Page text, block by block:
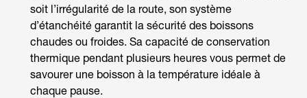
soit l’irrégularité de la route, son système
d’étanchéité garantit la sécurité des boissons
chaudes ou froides. Sa capacité de conservation
thermique pendant plusieurs heures vous permet de
savourer une boisson à la température idéale à
chaque pause.